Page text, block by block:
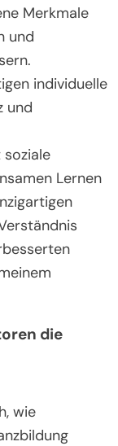
Merkmale
und
individuelle
und
Lernen
die
wie